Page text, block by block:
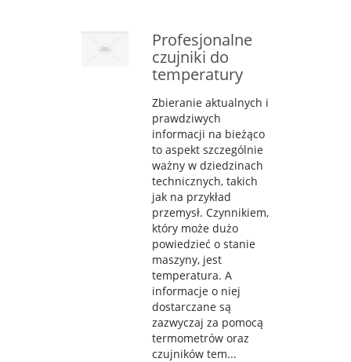
Profesjonalne
czujniki do
temperatury
Zbieranie aktualnych i
prawdziwych
informacji na bieżąco
to aspekt szczególnie
ważny w dziedzinach
technicznych, takich
jak na przykład
przemysł. Czynnikiem,
który może dużo
powiedzieć o stanie
maszyny, jest
temperatura. A
informacje o niej
dostarczane są
zazwyczaj za pomocą
termometrów oraz
czujników tem...